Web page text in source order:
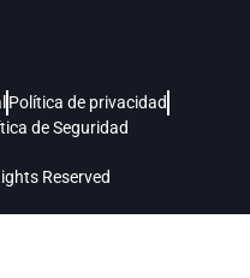
Reserved
Política de privacidad
de Seguridad